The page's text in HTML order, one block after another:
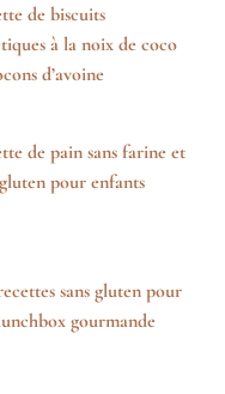
de biscuits
à la noix de coco
d’avoine
de pain sans farine et
pour enfants
sans gluten pour
gourmande